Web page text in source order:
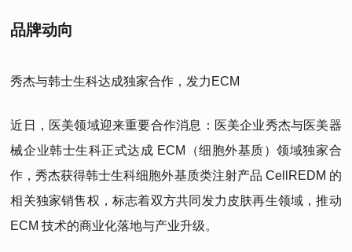
品牌动向
秀杰与韩士生科达成独家合作，发力ECM
近日，医美领域迎来重要合作消息：医美企业秀杰与医美器
械企业韩士生科正式达成 ECM（细胞外基质）领域独家合
作，秀杰获得韩士生科细胞外基质类注射产品 CellREDM 的
相关独家销售权，标志着双方共同发力皮肤再生领域，推动
ECM 技术的商业化落地与产业升级。